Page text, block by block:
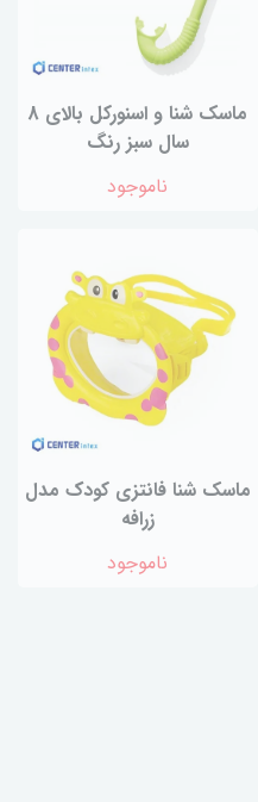
ماسک شنا و اسنورکل بالای 8
سال سبز رنگ
ناموجود
ماسک شنا فانتزی کودک مدل
زرافه
ناموجود